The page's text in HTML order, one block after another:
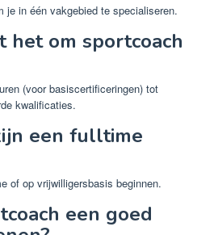
je in één vakgebied te specialiseren.
het om sportcoach
(voor basiscertificeringen) tot
kwalificaties.
een fulltime
of op vrijwilligersbasis beginnen.
een goed